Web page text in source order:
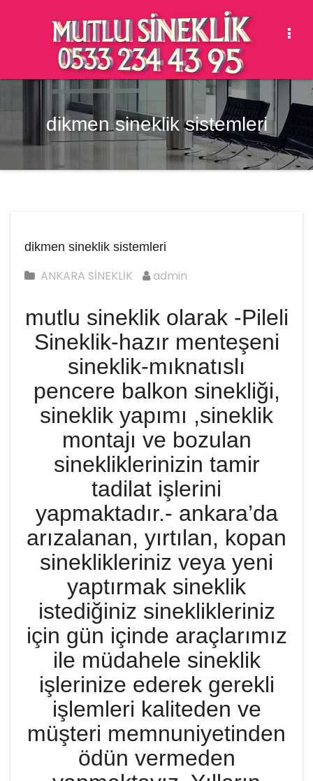
dikmen sineklik sistemleri
dikmen sineklik sistemleri
ANKARA SİNEKLİK admin
mutlu sineklik olarak -Pileli
Sineklik-hazır menteşeni
sineklik-mıknatıslı
pencere balkon sinekliği,
sineklik yapımı ,sineklik
montajı ve bozulan
sinekliklerinizin tamir
tadilat işlerini
yapmaktadır.- ankara’da
arızalanan, yırtılan, kopan
sineklikleriniz veya yeni
yaptırmak sineklik
istediğiniz sineklikleriniz
için gün içinde araçlarımız
ile müdahele sineklik
işlerinize ederek gerekli
işlemleri kaliteden ve
müşteri memnuniyetinden
ödün vermeden